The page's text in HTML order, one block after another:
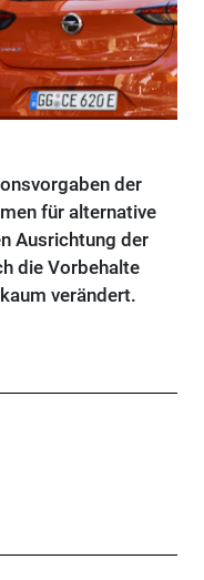
der
für alternative
Ausrichtung der
die Vorbehalte
verändert.